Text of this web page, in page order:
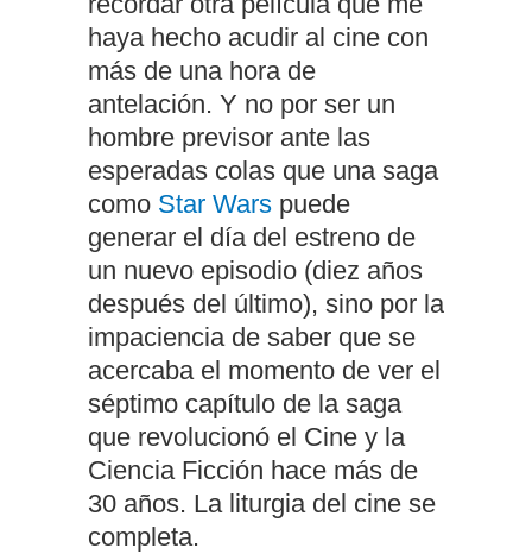
haya hecho acudir al cine con
más de una hora de
antelación. Y no por ser un
hombre previsor ante las
esperadas colas que una saga
como Star Wars puede
generar el día del estreno de
un nuevo episodio (diez años
después del último), sino por la
impaciencia de saber que se
acercaba el momento de ver el
séptimo capítulo de la saga
que revolucionó el Cine y la
Ciencia Ficción hace más de
30 años. La liturgia del cine se
completa.